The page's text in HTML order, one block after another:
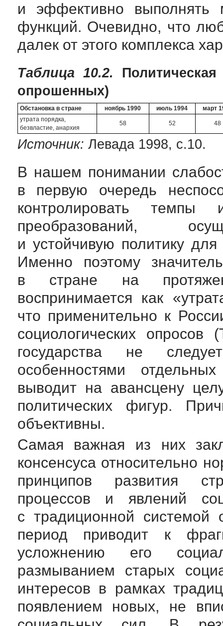
и эффективно выполнять
функций. Очевидно, что
далек от этого комплекса
Таблица 10.2.
опрошенных)
Обстановка в стране ноябрь 1990 июль 1994
март
утрата порядка,
безвластие, анархия
58 52 48
Источник: Левада 1998, с.10.
В нашем понимании
в первую очередь
контролировать темпы
преобразований,
и устойчивую политику
Именно поэтому
в стране на
воспринимается как
что применительно к
социологических
государства не
особенностями
выводит на авансцену
политических фигур.
объективны.
Самая важная из них
консенсуса относительно
принципов развития
процессов и явлений
с традиционной системой
период приводит к
усложнению его
размыванием старых
интересов в рамках
появлением новых, не